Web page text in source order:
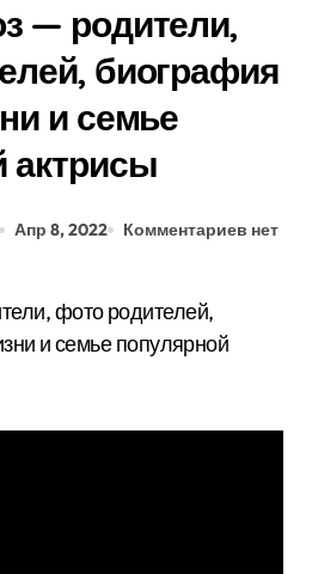
— родители,
биография
и семье
актрисы
Апр 8, 2022 Комментариев нет